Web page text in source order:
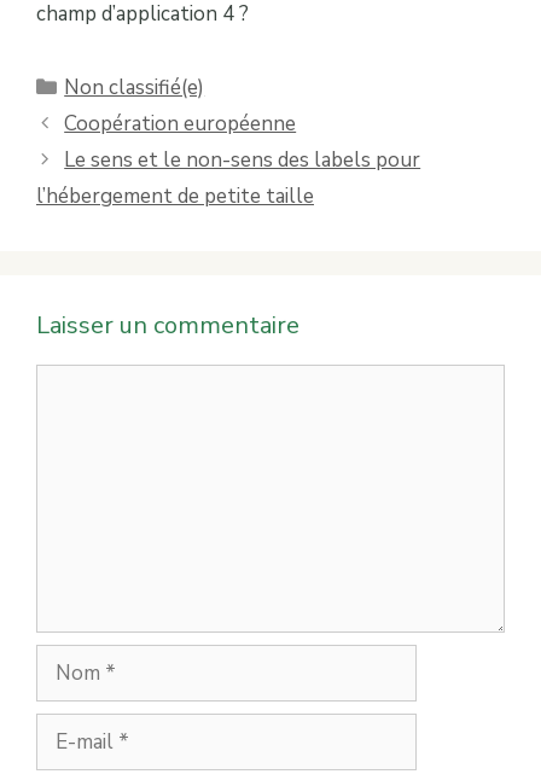
champ d’application 4 ?
Catégories
Non classifié(e)
Coopération européenne
Le sens et le non-sens des labels pour
l’hébergement de petite taille
Laisser un commentaire
Nom
mail